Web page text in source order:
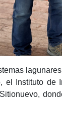
Instituto